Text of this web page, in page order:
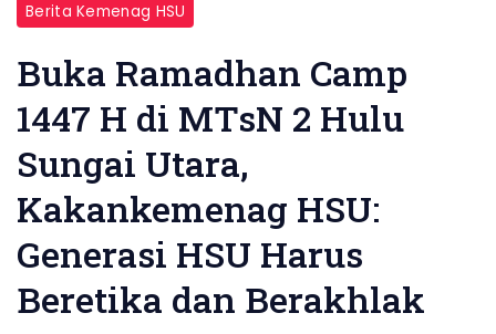
Berita Kemenag HSU
Buka Ramadhan Camp
1447 H di MTsN 2 Hulu
Sungai Utara,
Kakankemenag HSU:
Generasi HSU Harus
Beretika dan Berakhlak